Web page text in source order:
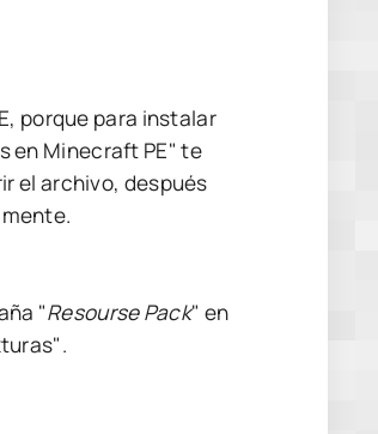
porque para instalar
en Minecraft PE" te
el archivo, después
"Resourse Pack" en
.